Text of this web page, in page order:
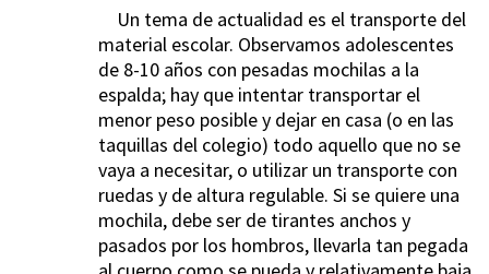
Un tema de actualidad es el transporte del
material escolar. Observamos adolescentes
de 8-10 años con pesadas mochilas a la
espalda; hay que intentar transportar el
menor peso posible y dejar en casa (o en las
taquillas del colegio) todo aquello que no se
vaya a necesitar, o utilizar un transporte con
ruedas y de altura regulable. Si se quiere una
mochila, debe ser de tirantes anchos y
pasados por los hombros, llevarla tan pegada